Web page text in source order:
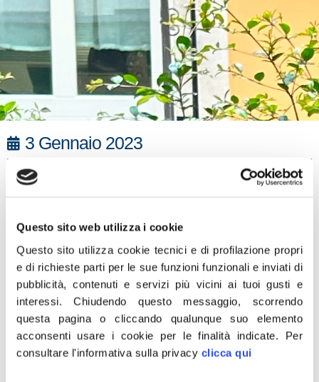
Questo sito web utilizza i cookie
Questo sito utilizza cookie tecnici e di profilazione propri
e di richieste parti per le sue funzioni funzionali e inviati di
pubblicità, contenuti e servizi più vicini ai tuoi gusti e
interessi.Chiudendo questo messaggio, scorrendo
questa pagina o cliccando qualunque suo elemento
acconsenti usare i cookie per le finalità indicate. Per
consultare l'informativa sulla privacy clicca qui
3 Gennaio 2023
“Francesco Rocca è il candidato giusto per portare alla
vittoria il centrodestra, dopo il decennio disastroso dì
gli elettori del Lazio hanno motivo di sentirsi distanti e
abbandonati dalla Regione Lazio, che in questi anni non
ha brillato per efficienza. Il solo aspetto su cui ha
spiccato a livello nazionale sono i balzelli. Non a caso i
cittadini di Roma e del Lazio hanno l’Irpef più alta d’Italia.
Il centrodestra sarà compatto e determinato nel portare
alla vittoria Rocca, che da presidente della Croce Rossa